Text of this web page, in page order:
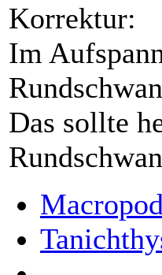
Korrektur:
Im
Das sollte